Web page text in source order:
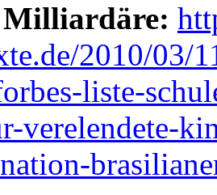
Milliardäre:
2010/03/
liste-
verelendete-